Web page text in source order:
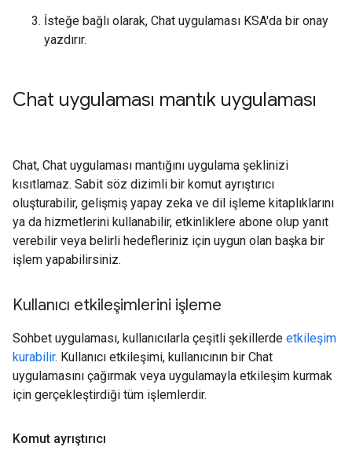
İsteğe bağlı olarak, Chat uygulaması KSA'da bir onay
yazdırır.
Chat uygulaması mantık uygulaması
Chat, Chat uygulaması mantığını uygulama şeklinizi
kısıtlamaz. Sabit söz dizimli bir komut ayrıştırıcı
oluşturabilir, gelişmiş yapay zeka ve dil işleme kitaplıklarını
ya da hizmetlerini kullanabilir, etkinliklere abone olup yanıt
verebilir veya belirli hedefleriniz için uygun olan başka bir
işlem yapabilirsiniz.
Kullanıcı etkileşimlerini işleme
Sohbet uygulaması, kullanıcılarla çeşitli şekillerde etkileşim
kurabilir. Kullanıcı etkileşimi, kullanıcının bir Chat
uygulamasını çağırmak veya uygulamayla etkileşim kurmak
için gerçekleştirdiği tüm işlemlerdir.
Komut ayrıştırıcı